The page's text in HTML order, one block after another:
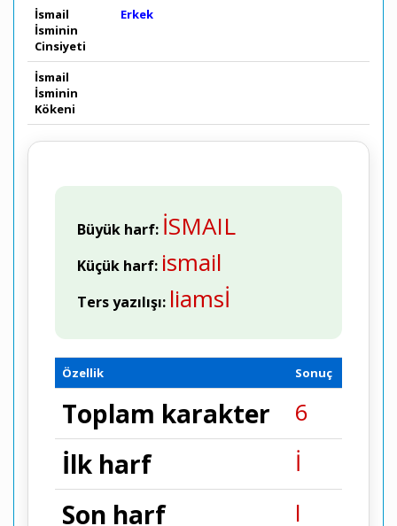
İsmail
İsminin
Cinsiyeti
Erkek
İsmail
İsminin
Kökeni
Büyük harf: İSMAIL
Küçük harf: ismail
Ters yazılışı: liamsİ
Özellik Sonuç
Toplam karakter 6
İlk harf İ
Son harf l